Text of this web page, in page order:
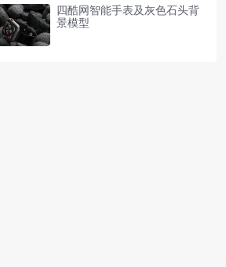
四酷网智能手表及灰色石头背
景模型